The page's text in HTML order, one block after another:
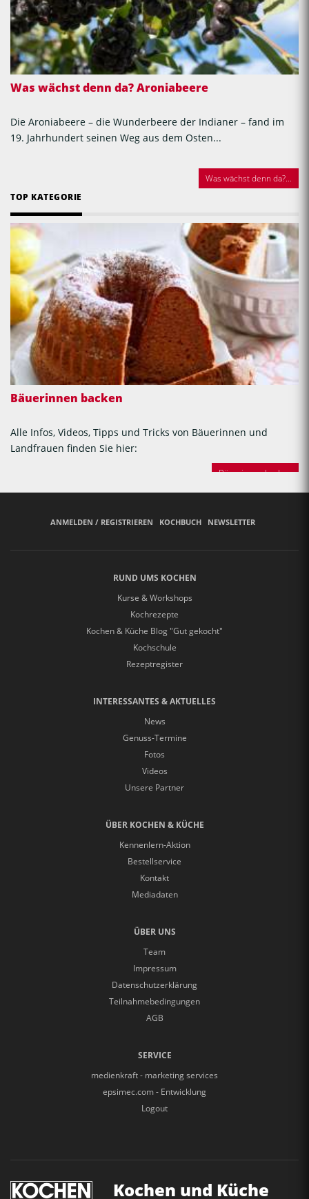
Was wächst denn da? Aroniabeere
Die Aroniabeere – die Wunderbeere der Indianer – fand im
19. Jahrhundert seinen Weg aus dem Osten...
Was wächst denn da?...
TOP KATEGORIE
Bäuerinnen backen
Alle Infos, Videos, Tipps und Tricks von Bäuerinnen und
Landfrauen finden Sie hier:
Bäuerinnen backen
ANMELDEN / REGISTRIEREN KOCHBUCH NEWSLETTER
RUND UMS KOCHEN
Kurse & Workshops
Kochrezepte
Kochen & Küche Blog "Gut gekocht"
Kochschule
Rezeptregister
INTERESSANTES & AKTUELLES
News
Genuss-Termine
Fotos
Videos
Unsere Partner
ÜBER KOCHEN & KÜCHE
Kennenlern-Aktion
Bestellservice
Kontakt
Mediadaten
ÜBER UNS
Team
Impressum
Datenschutzerklärung
Teilnahmebedingungen
AGB
SERVICE
medienkraft - marketing services
epsimec.com - Entwicklung
Logout
Kochen und Küche